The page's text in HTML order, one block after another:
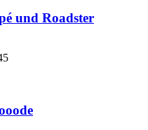
und Roadster